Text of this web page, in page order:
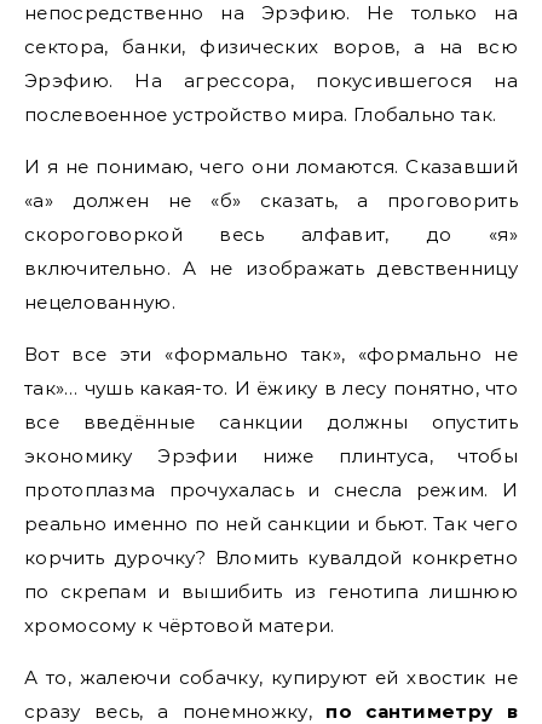
непосредственно на Эрэфию. Не только на
сектора, банки, физических воров, а на всю
Эрэфию. На агрессора, покусившегося на
послевоенное устройство мира. Глобально так.
И я не понимаю, чего они ломаются. Сказавший
«а» должен не «б» сказать, а проговорить
скороговоркой весь алфавит, до «я»
включительно. А не изображать девственницу
нецелованную.
Вот все эти «формально так», «формально не
так»… чушь какая-то. И ёжику в лесу понятно, что
все введённые санкции должны опустить
экономику Эрэфии ниже плинтуса, чтобы
протоплазма прочухалась и снесла режим. И
реально именно по ней санкции и бьют. Так чего
корчить дурочку? Вломить кувалдой конкретно
по скрепам и вышибить из генотипа лишнюю
хромосому к чёртовой матери.
А то, жалеючи собачку, купируют ей хвостик не
сразу весь, а понемножку, по сантиметру в